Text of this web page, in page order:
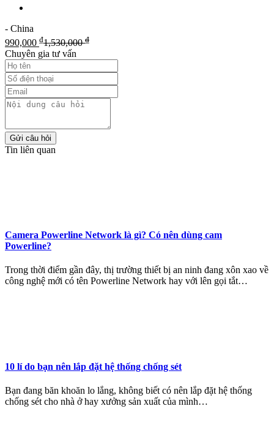
- China
990,000 ₫1,530,000₫
Chuyên gia tư vấn
Gửi câu hỏi
Tin liên quan
Camera Powerline Network là gì? Có nên dùng cam
Powerline?
Trong thời điểm gần đây, thị trường thiết bị an ninh đang xôn xao về
công nghệ mới có tên Powerline Network hay với lên gọi tắt…
10 lí do bạn nên lắp đặt hệ thống chống sét
Bạn đang băn khoăn lo lắng, không biết có nên lắp đặt hệ thống
chống sét cho nhà ở hay xưởng sản xuất của mình…